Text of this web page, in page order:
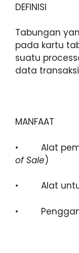
DEFINISI
Tabungan
pada kartu
suatu
data
MANFAAT
• Alat
of Sale)
• Alat untuk
•